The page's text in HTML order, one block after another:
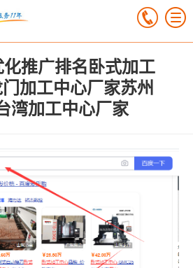
推广排名卧式加工
加工中心厂家苏州
湾加工中心厂家